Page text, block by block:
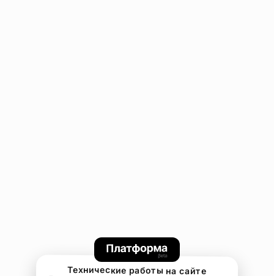
Технические работы на сайте